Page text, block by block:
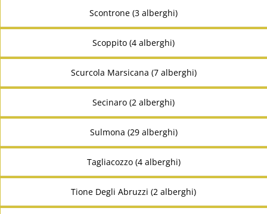
Scontrone (3 alberghi)
Scoppito (4 alberghi)
Scurcola Marsicana (7 alberghi)
Secinaro (2 alberghi)
Sulmona (29 alberghi)
Tagliacozzo (4 alberghi)
Tione Degli Abruzzi (2 alberghi)